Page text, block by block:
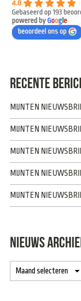
4.8
Gebaseerd op 193
powered byGooge
beoordeel ons op
RECENTE
MIJNTEN
MIJNTEN
MIJNTEN
MIJNTEN
MIJNTEN
NIEUWS